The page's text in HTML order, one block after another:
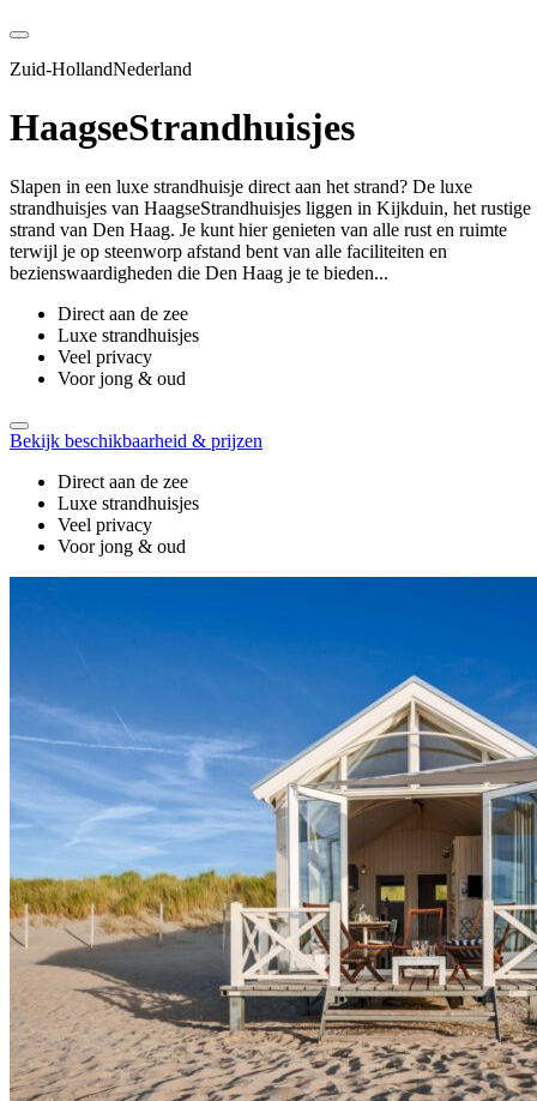
Zuid-HollandNederland
HaagseStrandhuisjes
Slapen in een luxe strandhuisje direct aan het strand? De luxe
strandhuisjes van HaagseStrandhuisjes liggen in Kijkduin, het rustige
strand van Den Haag. Je kunt hier genieten van alle rust en ruimte
terwijl je op steenworp afstand bent van alle faciliteiten en
bezienswaardigheden die Den Haag je te bieden...
Direct aan de zee
Luxe strandhuisjes
Veel privacy
Voor jong & oud
Bekijk beschikbaarheid & prijzen
Direct aan de zee
Luxe strandhuisjes
Veel privacy
Voor jong & oud